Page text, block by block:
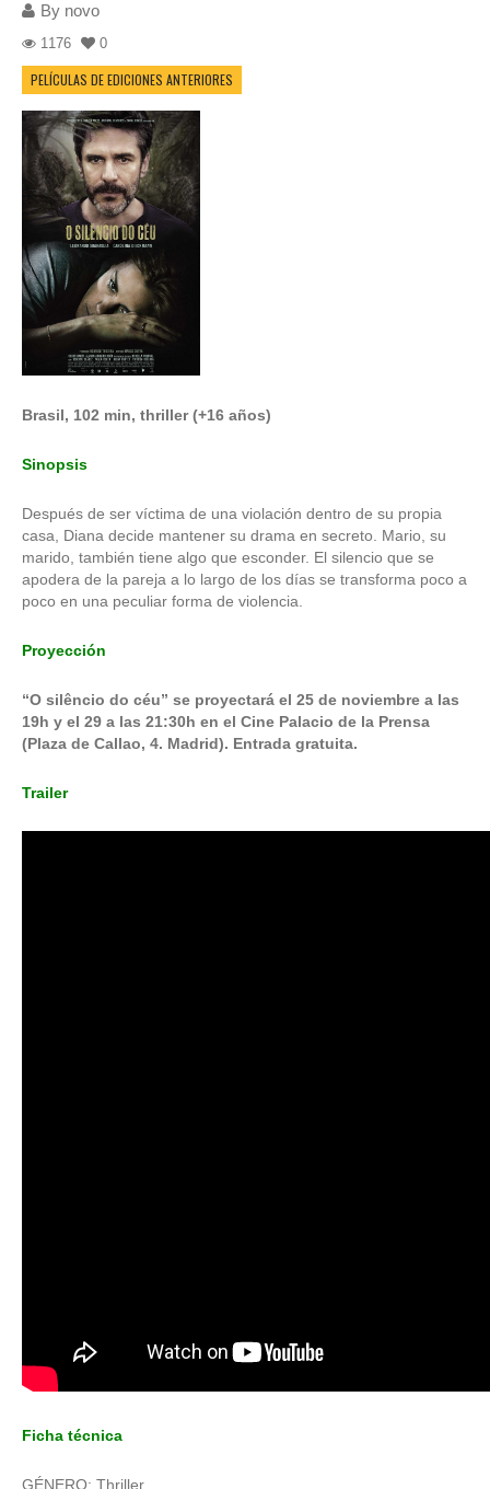
By novo
1176 0
PELÍCULAS DE EDICIONES ANTERIORES
Brasil, 102 min, thriller (+16 años)
Sinopsis
Después de ser víctima de una violación dentro de su propia
casa, Diana decide mantener su drama en secreto. Mario, su
marido, también tiene algo que esconder. El silencio que se
apodera de la pareja a lo largo de los días se transforma poco a
poco en una peculiar forma de violencia.
Proyección
“O silêncio do céu” se proyectará el 25 de noviembre a las
19h y el 29 a las 21:30h en el Cine Palacio de la Prensa
(Plaza de Callao, 4. Madrid). Entrada gratuita.
Trailer
Ficha técnica
GÉNERO: Thriller